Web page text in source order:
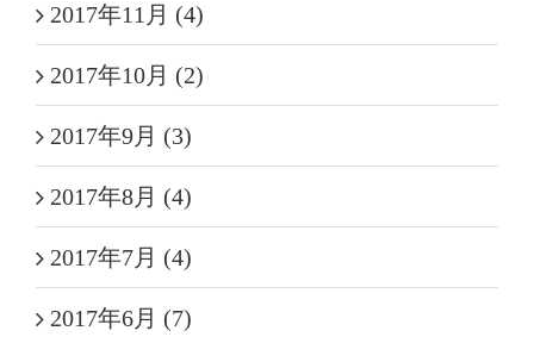
2017年11月 (4)
2017年10月 (2)
2017年9月 (3)
2017年8月 (4)
2017年7月 (4)
2017年6月 (7)